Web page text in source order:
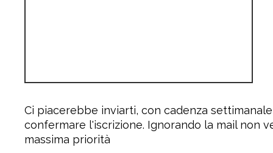
Ci piacerebbe inviarti, con cadenza
confermare l'iscrizione. Ignorando la mail non
massima priorità